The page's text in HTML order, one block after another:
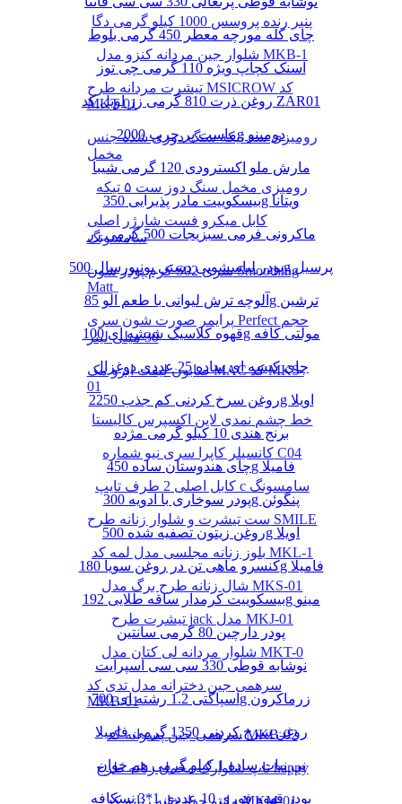
پنیر رنده پروسس 1000 کیلو گرمی دگا
شلوار جین مردانه کنزو مدل MKB-1
تیشرت مردانه طرح MSICROW کد
MKT-01
رومیزی سه تیکه سنگ دوزی شده جنس
مخمل
رومیزی مخمل سنگ دوز ست ۵ تیکه
کابل میکرو فست شارژر اصلی
سامسونگ
کرم پودر شون S02 سری Smoothing
Matt
پرایمر صورت شون سری Perfect حجم
30 میلی لیتر
صابون لیفت ابرو مک MAC کد MKS-
01
خط چشم نمدی لاین اکسپرس کالیستا
کانسیلر کاپرا سری نیو شماره C04
کابل اصلی 2 طرف تایپ c سامسونگ
ست تیشرت و شلوار زنانه طرح SMILE
بلوز زنانه مجلسی مدل لمه کد MKL-1
شال زنانه طرح برگ مدل MKS-01
تیشرت طرح jack مدل MKJ-01
شلوار مردانه لی کتان مدل MKT-0
سرهمی جین دخترانه مدل تدی کد
MKB-01
سرهمی جین پسرانه کد MKB-02
تاپ شلوارک مخمل زنانه طرح happy
مانتو چهارخانه زنانه کد MKM-01
چای کله مورچه معطر 450 گرمی بلوط
اسنک کچاپ ویژه 110 گرمی چی توز
روغن ذرت 810 گرمی زر اویل کد ZAR01
ماست پر چرب 2000g دومینو
مارش ملو اکسترودی 120 گرمی شیبا
بیسکوییت مادر پذیرایی 350g ویتانا
ماکرونی فرمی سبزیجات 500 گرمی زر
پودر لباسشویی دستی یونیورسال 500g پرسیل
آلوچه ترش لیوانی با طعم آلو 85g ترشین
قهوه کلاسیک شیشه ای 100g مولتی کافه
چای کیسه ای ساده 25 عددی دوغزال
روغن سرخ کردنی کم جذب 2250g اویلا
برنج هندی 10 کیلو گرمی مژده
چای هندوستان ساده 450g فامیلا
پودر سوخاری با ادویه 300g پنگوئن
روغن زیتون تصفیه شده 500g اویلا
کنسرو ماهی تن در روغن سویا 180g فامیلا
بیسکوییت کرمدار ساقه طلایی 192g مینو
پودر دارچین 80 گرمی سانتین
نوشابه قوطی 330 سی سی اسپرایت
اسپاگتی 1.2 رشته ای 700g زرماکرون
روغن سرخ کردنی 1350 گرمی فامیلا
نی نبات ساده 1 کیلو گرمی هم خوان
پودر قهوه فوری 10 عددی 1*3 نسکافه